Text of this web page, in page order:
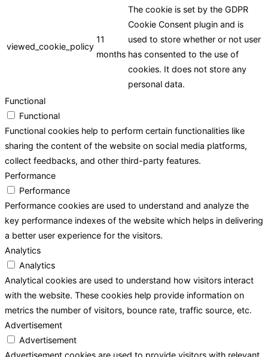
viewed_cookie_policy
11
months
The cookie is set by the GDPR
Cookie Consent plugin and is
used to store whether or not user
has consented to the use of
cookies. It does not store any
personal data.
Functional
Functional
Functional cookies help to perform certain functionalities like
sharing the content of the website on social media platforms,
collect feedbacks, and other third-party features.
Performance
Performance
Performance cookies are used to understand and analyze the
key performance indexes of the website which helps in delivering
a better user experience for the visitors.
Analytics
Analytics
Analytical cookies are used to understand how visitors interact
with the website. These cookies help provide information on
metrics the number of visitors, bounce rate, traffic source, etc.
Advertisement
Advertisement
Advertisement cookies are used to provide visitors with relevant